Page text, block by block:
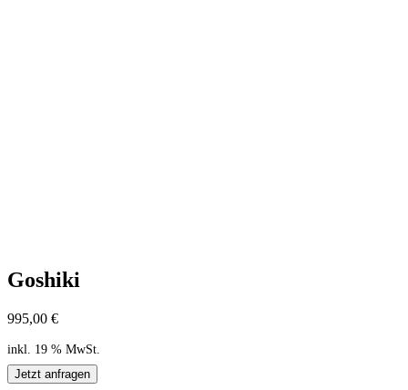
Goshiki
995,00 €
inkl. 19 % MwSt.
Jetzt anfragen